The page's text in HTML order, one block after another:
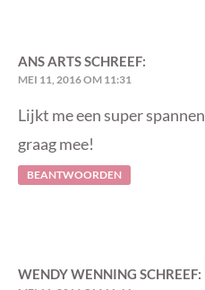
ANS ARTSSCHREEF:
MEI 11, 2016 OM 11:31
Lijkt me een super
graag mee!
BEANTWOORDEN
WENDY WENNING SCHREEF: